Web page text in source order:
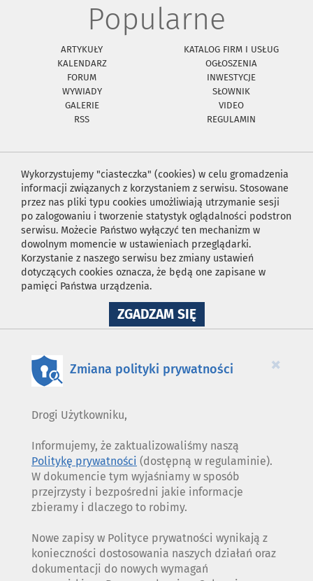
Popularne
ARTYKUŁY
KATALOG FIRM I USŁUG
KALENDARZ
OGŁOSZENIA
FORUM
INWESTYCJE
WYWIADY
SŁOWNIK
GALERIE
VIDEO
RSS
REGULAMIN
Wykorzystujemy "ciasteczka" (cookies) w celu gromadzenia
informacji związanych z korzystaniem z serwisu. Stosowane
przez nas pliki typu cookies umożliwiają utrzymanie sesji
po zalogowaniu i tworzenie statystyk oglądalności podstron
serwisu. Możecie Państwo wyłączyć ten mechanizm w
dowolnym momencie w ustawieniach przeglądarki.
Korzystanie z naszego serwisu bez zmiany ustawień
dotyczących cookies oznacza, że będą one zapisane w
pamięci Państwa urządzenia.
ZGADZAM SIĘNA
WYKORZYSTANIE
×
Zmiana polityki prywatności
Drogi Użytkowniku,
Informujemy, że zaktualizowaliśmy naszą
Politykę prywatności (dostępną w regulaminie).
W dokumencie tym wyjaśniamy w sposób
przejrzysty i bezpośredni jakie informacje
zbieramy i dlaczego to robimy.
Nowe zapisy w Polityce prywatności wynikają z
konieczności dostosowania naszych działań oraz
dokumentacji do nowych wymagań